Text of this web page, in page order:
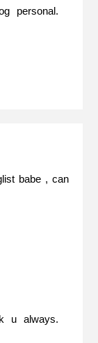
personal.
babe , can
u always.